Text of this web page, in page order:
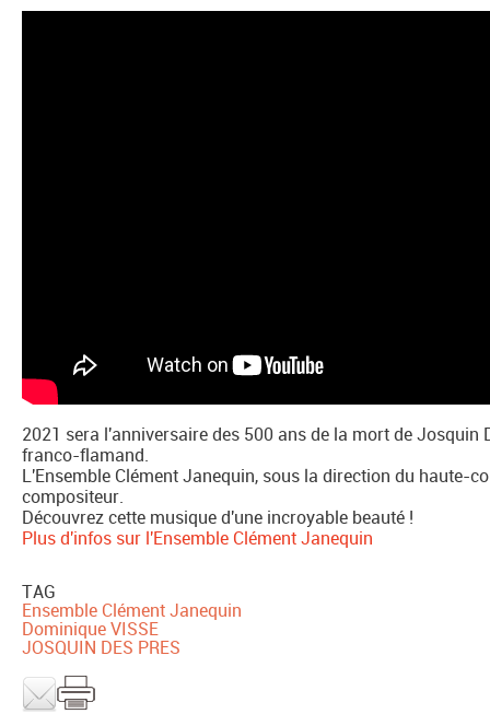
2021 sera l'anniversaire des 500 ans de la mort de Josquin
franco-flamand.
L'Ensemble Clément Janequin, sous la direction du haute-
compositeur.
Découvrez cette musique d'une incroyable beauté !
Plus d'infos sur l'Ensemble Clément Janequin
TAG
Ensemble Clément Janequin
Dominique VISSE
JOSQUIN DES PRES